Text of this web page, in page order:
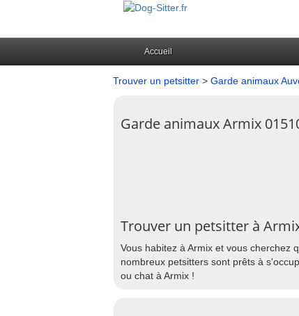
Accueil
Trouver un petsitter > Garde animaux
Garde animaux Armix
Trouver un petsitter à
Vous habitez à Armix et vous cherchez
nombreux petsitters sont prêts à
ou chat à Armix !